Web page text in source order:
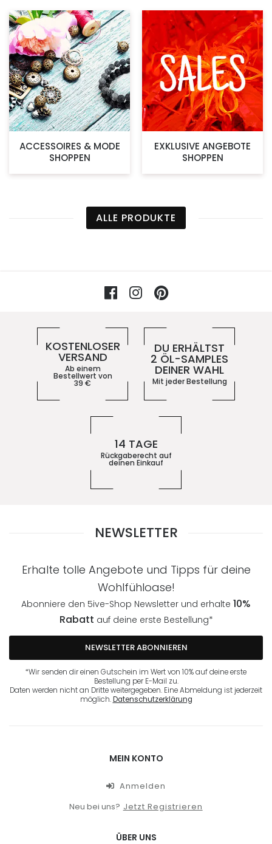
ACCESSOIRES & MODE
SHOPPEN
EXKLUSIVE ANGEBOTE
SHOPPEN
ALLE PRODUKTE
FacebookInstagram
KOSTENLOSER
VERSAND
Ab einem
Bestellwert von
39 €
DU ERHÄLTST
2 ÖL-SAMPLES
DEINER WAHL
Mit jeder Bestellung
14 TAGE
Rückgaberecht auf
deinen Einkauf
NEWSLETTER
Erhalte tolle Angebote und Tipps für deine
Wohlfühloase!
Abonniere den 5ive-Shop Newsletter und erhalte 10%
Rabatt auf deine erste Bestellung*
NEWSLETTER ABONNIEREN
*Wir senden dir einen Gutschein im Wert von 10% auf deine erste
Bestellung per E-Mail zu.
Daten werden nicht an Dritte weitergegeben. Eine Abmeldung ist jederzeit
möglich.Datenschutzerklärung
MEIN KONTO
Anmelden
Neu bei uns? Jetzt Registrieren
ÜBER UNS